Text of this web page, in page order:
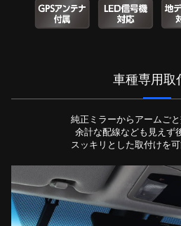
車種専用取
純正ミラーからアームごと
余計な配線なども見えず
スッキリとした取付けを可